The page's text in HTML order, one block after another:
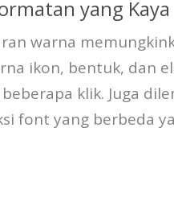
yang Kaya
warna
ikon, bentuk, dan
klik. Juga
font yang berbeda